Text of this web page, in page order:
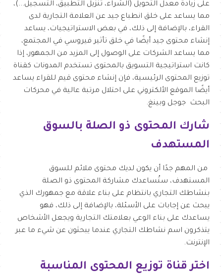
على زيادة معدل التحويل (الشراء، تنزيل التطبيق، التسجيل...)،
مما يساعد على خلق انطباع جيد عن العلامة التجارية لدى
القراء، بالإضافة إلى ذلك، في بعض الاستراتيجيات، يساعد
إنشاء محتوى جيد أيضًا في خلق تأثير فيروسي في المجتمع،
مما يساعد الشركات على الوصول إلى المزيد من الجمهور، إذا
كانت استراتيجية التسويق بالمحتوى تستخدم المدونات كقناة
توزيع المحتوى الرئيسية، فإن إنشاء محتوى قيم للقراء يساعد
أيضًا الموقع الألكتروني على احتلال مرتبة عالية في محركات
البحث جوجل وبينغ.
شارك المحتوى ذو الصلة بالسوق
المستهدف
من المهم جدًا أن يكون لديك محتوى ملائم للسوق
المستهدف، ستُساعدك مشاركة المحتوى ذو الصلة
بنشاطك التجاري بانتظام على بناء علاقة مع جمهورك الذي
يبحث عن إجابات على الأسئلة، بالإضافة إلى ذلك، فهو
يساعدك على بناء الوعي بعلامتك التجارية ويجعل الأشخاص
يتذكرون اسم نشاطك التجاري عندما يبحثون عن شيء ما عبر
الإنترنت.
اختر قناة توزيع المحتوى المناسبة